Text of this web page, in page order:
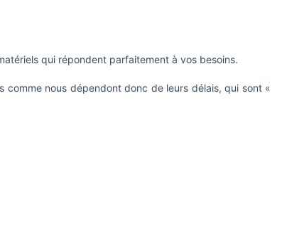
qui répondent parfaitement à vos besoins.
nous dépendont donc de leurs délais, qui sont «